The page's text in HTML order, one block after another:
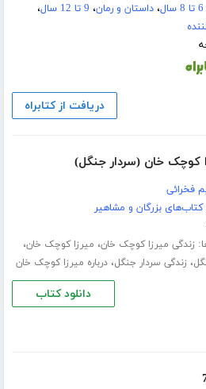
6 تا 8 سال ،داستان و رمان، 9 تا 12 سال
،
دریافت از کتابراه
کوچک خان (سردار جنگل)
فخرائی
کتاب‌های بزرگان و مشاهیر
زندگی میرزا کوچک خان، میرزا کوچک خان،
، زندگی سردار جنگل،درباره میرزا کوچک خان
دانلود کتاب